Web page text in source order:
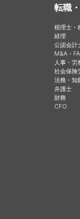
転職
税理士・
経理
公認会計
M&A・
人事・労
社会保険
法務・知
弁護士
財務
CFO